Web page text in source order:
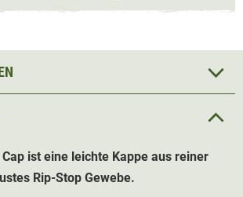
ist eine leichte Kappe aus reiner
Rip-Stop Gewebe.